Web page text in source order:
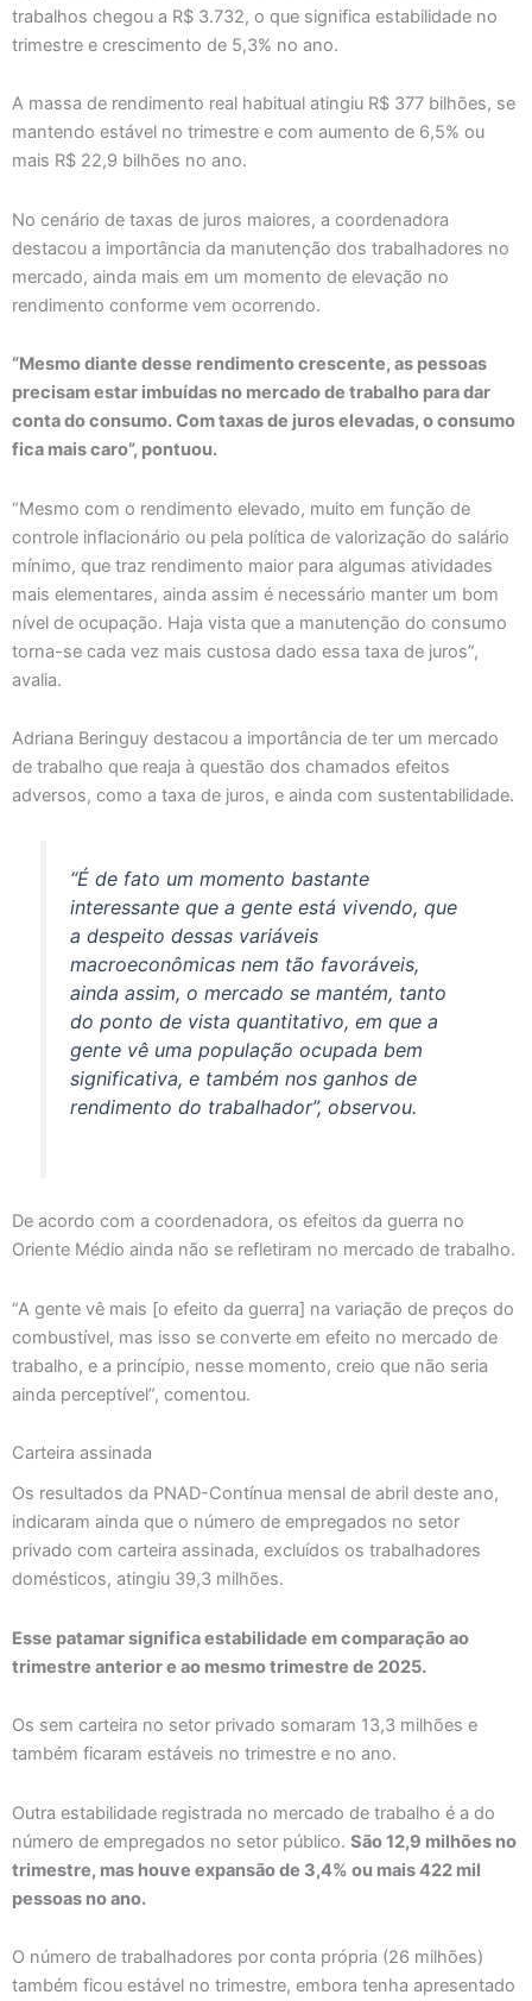
trabalhos chegou a R$ 3.732, o que significa estabilidade no
trimestre e crescimento de 5,3% no ano.
A massa de rendimento real habitual atingiu R$ 377 bilhões, se
mantendo estável no trimestre e com aumento de 6,5% ou
mais R$ 22,9 bilhões no ano.
No cenário de taxas de juros maiores, a coordenadora
destacou a importância da manutenção dos trabalhadores no
mercado, ainda mais em um momento de elevação no
rendimento conforme vem ocorrendo.
“Mesmo diante desse rendimento crescente, as pessoas
precisam estar imbuídas no mercado de trabalho para dar
conta do consumo. Com taxas de juros elevadas, o consumo
fica mais caro”, pontuou.
“Mesmo com o rendimento elevado, muito em função de
controle inflacionário ou pela política de valorização do salário
mínimo, que traz rendimento maior para algumas atividades
mais elementares, ainda assim é necessário manter um bom
nível de ocupação. Haja vista que a manutenção do consumo
torna-se cada vez mais custosa dado essa taxa de juros”,
avalia.
Adriana Beringuy destacou a importância de ter um mercado
de trabalho que reaja à questão dos chamados efeitos
adversos, como a taxa de juros, e ainda com sustentabilidade.
“É de fato um momento bastante
interessante que a gente está vivendo, que
a despeito dessas variáveis
macroeconômicas nem tão favoráveis,
ainda assim, o mercado se mantém, tanto
do ponto de vista quantitativo, em que a
gente vê uma população ocupada bem
significativa, e também nos ganhos de
rendimento do trabalhador”, observou.
De acordo com a coordenadora, os efeitos da guerra no
Oriente Médio ainda não se refletiram no mercado de trabalho.
“A gente vê mais [o efeito da guerra] na variação de preços do
combustível, mas isso se converte em efeito no mercado de
trabalho, e a princípio, nesse momento, creio que não seria
ainda perceptível”, comentou.
Carteira assinada
Os resultados da PNAD-Contínua mensal de abril deste ano,
indicaram ainda que o número de empregados no setor
privado com carteira assinada, excluídos os trabalhadores
domésticos, atingiu 39,3 milhões.
Esse patamar significa estabilidade em comparação ao
trimestre anterior e ao mesmo trimestre de 2025.
Os sem carteira no setor privado somaram 13,3 milhões e
também ficaram estáveis no trimestre e no ano.
Outra estabilidade registrada no mercado de trabalho é a do
número de empregados no setor público. São 12,9 milhões no
trimestre, mas houve expansão de 3,4% ou mais 422 mil
pessoas no ano.
O número de trabalhadores por conta própria (26 milhões)
também ficou estável no trimestre, embora tenha apresentado